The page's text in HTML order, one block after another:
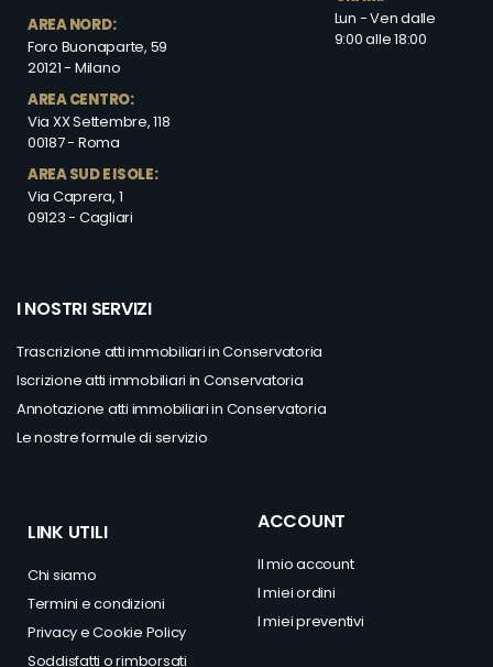
AREA NORD:
Foro Buonaparte, 59
20121 - Milano
AREA CENTRO:
Via XX Settembre, 118
00187 - Roma
AREA SUD E ISOLE:
Via Caprera, 1
09123 - Cagliari
Lun - Ven dalle
9:00 alle 18:00
I NOSTRI SERVIZI
Trascrizione atti immobiliari in Conservatoria
Iscrizione atti immobiliari in Conservatoria
Annotazione atti immobiliari in Conservatoria
Le nostre formule di servizio
LINK UTILI
Chi siamo
Termini e condizioni
PrivacyeCookie Policy
Soddisfatti o rimborsati
ACCOUNT
Il mio account
I miei ordini
I miei preventivi